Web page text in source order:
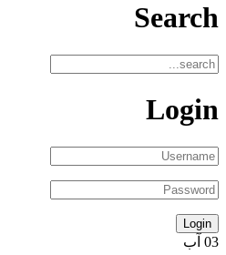
Search
Login
03 آب